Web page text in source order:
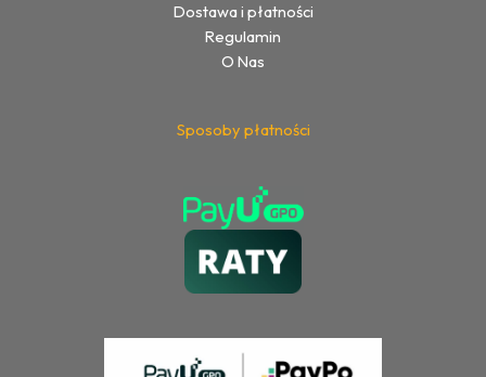
Dostawa i płatności
Regulamin
O Nas
Sposoby płatności